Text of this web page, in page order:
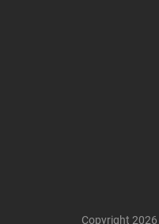
Copyright 2026